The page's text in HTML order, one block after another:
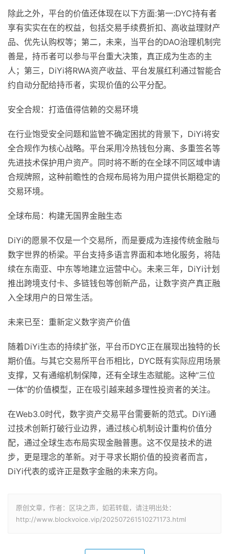
除此之外，平台的价值还体现在以下方面:第一:DYC持有者
享有实实在在的权益，包括交易手续费折扣、高收益理财产
品、优先认购权等；第二，未来，当平台的DAO治理机制完
善是，持币者可以参与平台重大决策，真正成为生态的主
人；第三，DiYi将RWA资产收益、平台发展红利通过智能合
约自动分配给持币者，实现价值的公平分配。
安全合规：打造值得信赖的交易环境
在行业饱受安全问题和监管不确定困扰的背景下，DiYi将安
全合规作为核心战略。平台采用冷热钱包分离、多重签名等
先进技术保护用户资产。同时将不断的在全球不同区域申请
合规牌照，这种前瞻性的合规布局将为用户提供长期稳定的
交易环境。
全球布局：构建无国界金融生态
DiYi的愿景不仅是一个交易所，而是要成为连接传统金融与
数字世界的桥梁。平台支持多语言界面和本地化服务，将陆
续在东南亚、中东等地建立运营中心。未来三年，DiYi计划
推出跨境支付卡、多链钱包等创新产品，让数字资产真正融
入全球用户的日常生活。
未来已至：重新定义数字资产价值
随着DiYi生态的持续扩张，平台币DYC正在展现出独特的长
期价值。与其它交易所平台币相比，DYC既有实际应用场景
支撑，又有通缩机制保障，还有全球生态赋能。这种”三位
一体”的价值模型，正在吸引越来越多理性投资者的关注。
在Web3.0时代，数字资产交易平台需要新的范式。DiYi通
过技术创新打破行业边界，通过核心机制设计重构价值分
配，通过全球生态布局实现金融普惠。这不仅是技术的进
步，更是理念的革新。对于寻求长期价值的投资者而言，
DiYi代表的或许正是数字金融的未来方向。
原创文章，作者：区块之声，如若转载，请注明出处：
http://www.blockvoice.vip/202507261510271173.html